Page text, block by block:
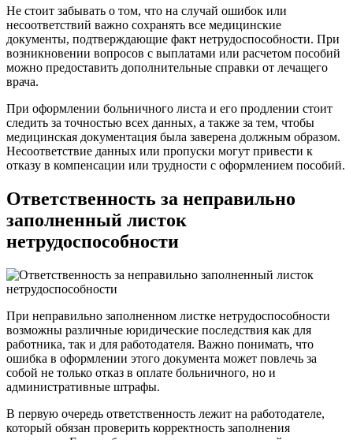
Не стоит забывать о том, что на случай ошибок или
несоответствий важно сохранять все медицинские
документы, подтверждающие факт нетрудоспособности. При
возникновении вопросов с выплатами или расчетом пособий
можно предоставить дополнительные справки от лечащего
врача.
При оформлении больничного листа и его продлении стоит
следить за точностью всех данных, а также за тем, чтобы
медицинская документация была заверена должным образом.
Несоответствие данных или пропуски могут привести к
отказу в компенсации или трудности с оформлением пособий.
Ответственность за неправильно
заполненный листок
нетрудоспособности
При неправильно заполненном листке нетрудоспособности
возможны различные юридические последствия как для
работника, так и для работодателя. Важно понимать, что
ошибка в оформлении этого документа может повлечь за
собой не только отказ в оплате больничного, но и
административные штрафы.
В первую очередь ответственность лежит на работодателе,
который обязан проверить корректность заполнения